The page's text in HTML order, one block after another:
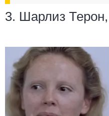
3. Шарлиз Терон,